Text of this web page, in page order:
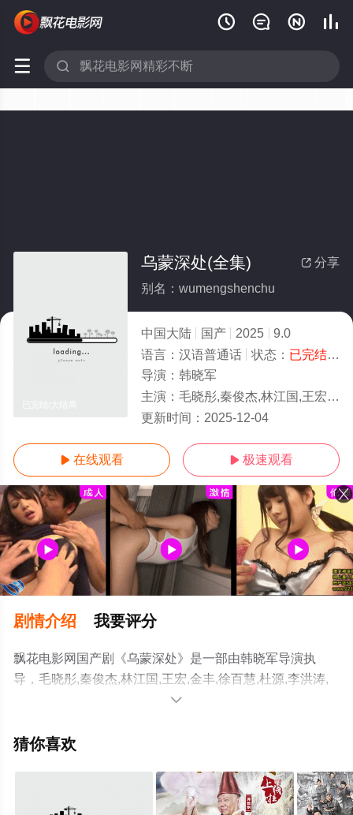
   
 
 分享
乌蒙深处(全集)
别名：wumengshenchu
中国大陆 国产 2025
9.0
语言： 汉语普通话 状态： 已完结- 免
导演： 韩晓军
主演： 毛晓彤,秦俊杰,林江国,王宏,金丰,徐百慧,杜源,李洪涛,赵淑珍,王菁华,句号,涂凌,穆丽燕,王亚军,潘之琳
更新时间： 2025-12-04
 在线观看  极速观看
剧情介绍 我要评分
飘花电影网国产剧《乌蒙深处》是一部由韩晓军导演执
导，毛晓彤,秦俊杰,林江国,王宏,金丰,徐百慧,杜源,李洪涛,
赵淑珍,王菁华,句号,涂凌,穆丽燕,王亚军,潘之琳,郭晓峰,张
视剧，大结局剧情已揭晓（已完结），手机免费观看高清
移步至豆瓣电视剧、电视猫或剧情网等平台了解。

猜你喜欢